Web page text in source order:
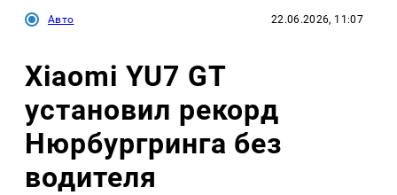
Авто 22.06.2026, 11:07
Xiaomi YU7 GT
установил рекорд
Нюрбургринга без
водителя